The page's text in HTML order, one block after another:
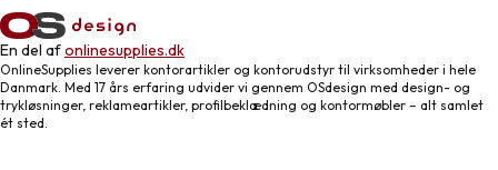
En del afonlinesupplies.dk
OnlineSupplies leverer kontorartikler og kontorudstyr til virksomheder i hele
Danmark. Med 17 års erfaring udvider vi gennem OSdesign med design- og
trykløsninger, reklameartikler, profilbeklædning og kontormøbler – alt samlet
ét sted.